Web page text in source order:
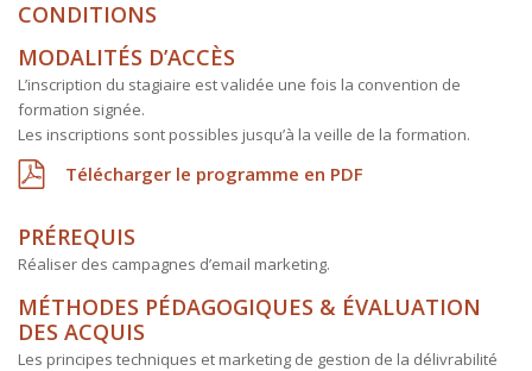
CONDITIONS
MODALITÉS D’ACCÈS
L’inscription du stagiaire est validée une fois la convention de
formation signée.
Les inscriptions sont possibles jusqu’à la veille de la formation.
Télécharger le programme en PDF
PRÉREQUIS
Réaliser des campagnes d’email marketing.
MÉTHODES PÉDAGOGIQUES & ÉVALUATION
DES ACQUIS
Les principes techniques et marketing de gestion de la délivrabilité